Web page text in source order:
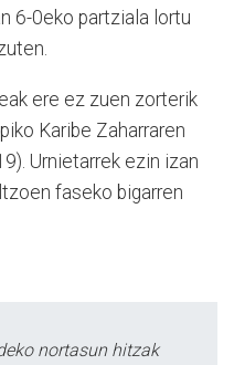
6-0eko partziala lortu
ere ez zuen zorterik
Karibe Zaharraren
Urnietarrek ezin izan
faseko bigarren
nortasun hitzak